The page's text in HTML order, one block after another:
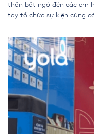
thần bất ngờ đến các em
tay tổ chức sự kiện cùng